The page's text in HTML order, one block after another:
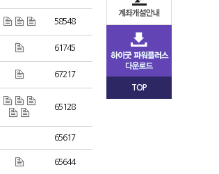
58548
61745
67217
65128
65617
65644
TOP